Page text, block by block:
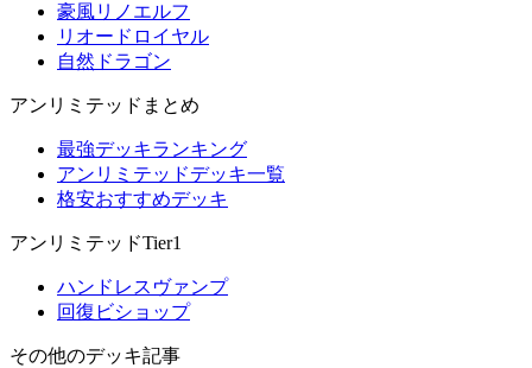
豪風リノエルフ
リオードロイヤル
自然ドラゴン
アンリミテッドまとめ
最強デッキランキング
アンリミテッドデッキ一覧
格安おすすめデッキ
アンリミテッドTier1
ハンドレスヴァンプ
回復ビショップ
その他のデッキ記事